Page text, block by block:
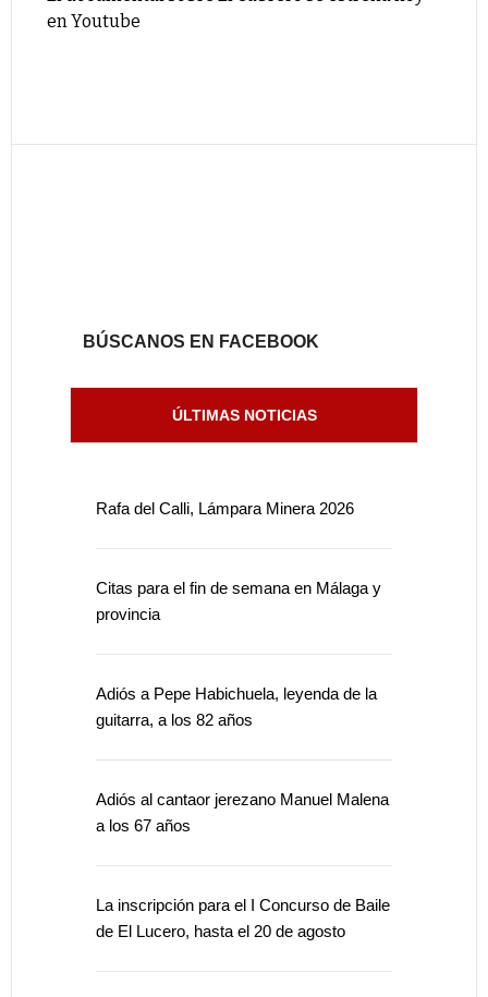
en Youtube
BÚSCANOS EN FACEBOOK
ÚLTIMAS NOTICIAS
Rafa del Calli, Lámpara Minera 2026
Citas para el fin de semana en Málaga y
provincia
Adiós a Pepe Habichuela, leyenda de la
guitarra, a los 82 años
Adiós al cantaor jerezano Manuel Malena
a los 67 años
La inscripción para el I Concurso de Baile
de El Lucero, hasta el 20 de agosto